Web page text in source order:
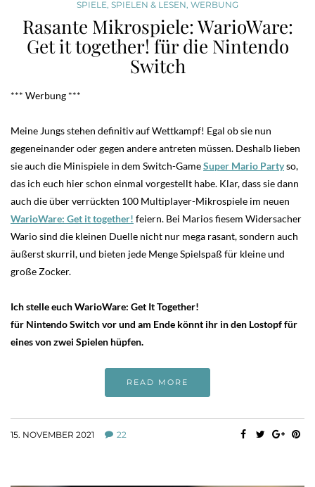
SPIELE SPIELEN & LESEN WERBUNG
Rasante Mikrospiele: WarioWare:
Get it together! für die Nintendo
Switch
*** Werbung ***
Meine Jungs stehen definitiv auf Wettkampf! Egal ob sie nun
gegeneinander oder gegen andere antreten müssen. Deshalb lieben
sie auch die Minispiele in dem Switch-GameSuper Mario Partyso,
das ich euch hier schon einmal vorgestellt habe. Klar, dass sie dann
auch die über verrückten 100 Multiplayer-Mikrospiele im neuen
WarioWare: Get it together! feiern. Bei Marios fiesem Widersacher
Wario sind die kleinen Duelle nicht nur mega rasant, sondern auch
äußerst skurril, und bieten jede Menge Spielspaß für kleine und
große Zocker.
Ich stelle euch WarioWare: Get It Together!
für Nintendo Switch vor und am Ende könnt ihr in den Lostopf für
eines von zwei Spielen hüpfen.
READ MORE
15. NOVEMBER 2021 22